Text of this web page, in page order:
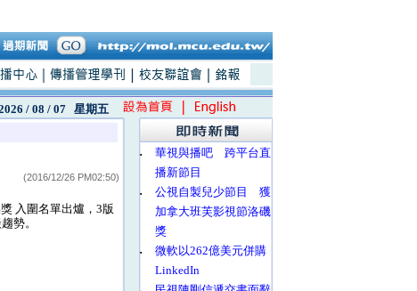
/ 08 / 07 星期五
(2016/12/26 PM02:50)
入圍名單出爐，3版
勢。
‧
華視與播吧 跨平台直
播新節目
‧
公視自製兒少節目 獲
加拿大班芙影視節洛磯
獎
‧
微軟以262億美元併購
LinkedIn